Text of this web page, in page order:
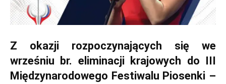
Z okazji rozpoczynających się we
wrześniu br. eliminacji krajowych do III
Międzynarodowego Festiwalu Piosenki –